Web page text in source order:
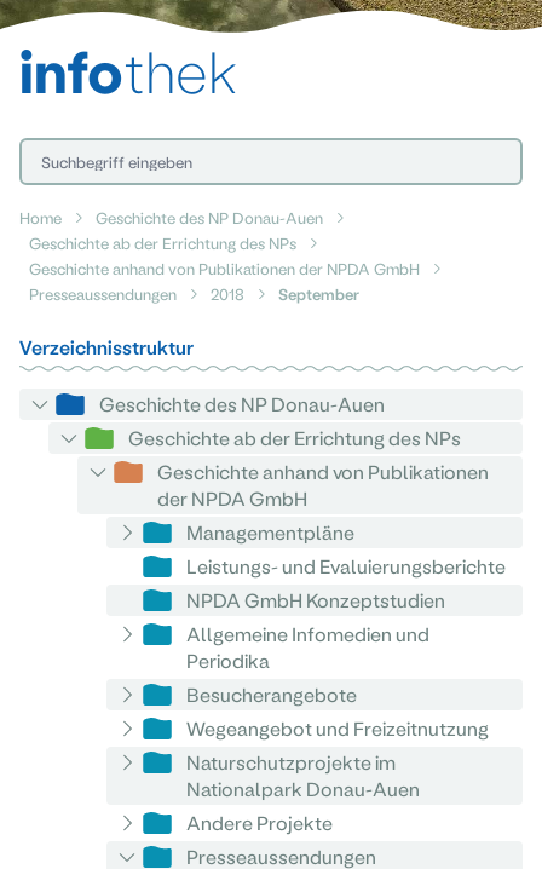
infothek
Home
Geschichte des NP Donau-Auen
Geschichte ab der Errichtung des NPs
Geschichte anhand von Publikationen der NPDA GmbH
Presseaussendungen
2018 September
Verzeichnisstruktur
Geschichte des NP Donau-Auen
Geschichte ab der Errichtung des NPs
Geschichte anhand von Publikationen
der NPDA GmbH
Managementpläne
Leistungs- und Evaluierungsberichte
NPDA GmbH Konzeptstudien
Allgemeine Infomedien und
Periodika
Besucherangebote
Wegeangebot und Freizeitnutzung
Naturschutzprojekte im
Nationalpark Donau-Auen
Andere Projekte
Presseaussendungen